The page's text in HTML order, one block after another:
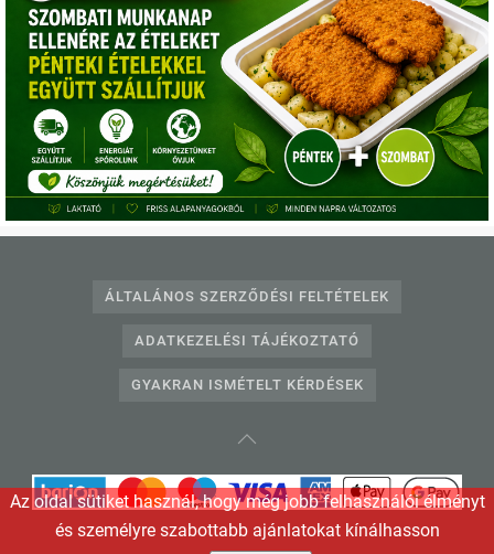
Az oldal sütiket használ, hogy még jobb felhasználói élményt
és személyre szabottabb ajánlatokat kínálhasson
Telefonos ügyfélszolgálat:
+36703331360,+3612332240
E-mail:info@egeszsegkonyha.hu
ÁLTALÁNOS SZERZŐDÉSI FELTÉTELEK
ADATKEZELÉSI TÁJÉKOZTATÓ
GYAKRAN ISMÉTELT KÉRDÉSEK